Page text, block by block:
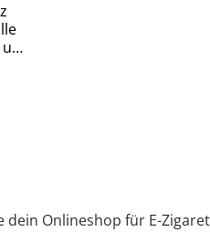
dein Onlineshop für E-